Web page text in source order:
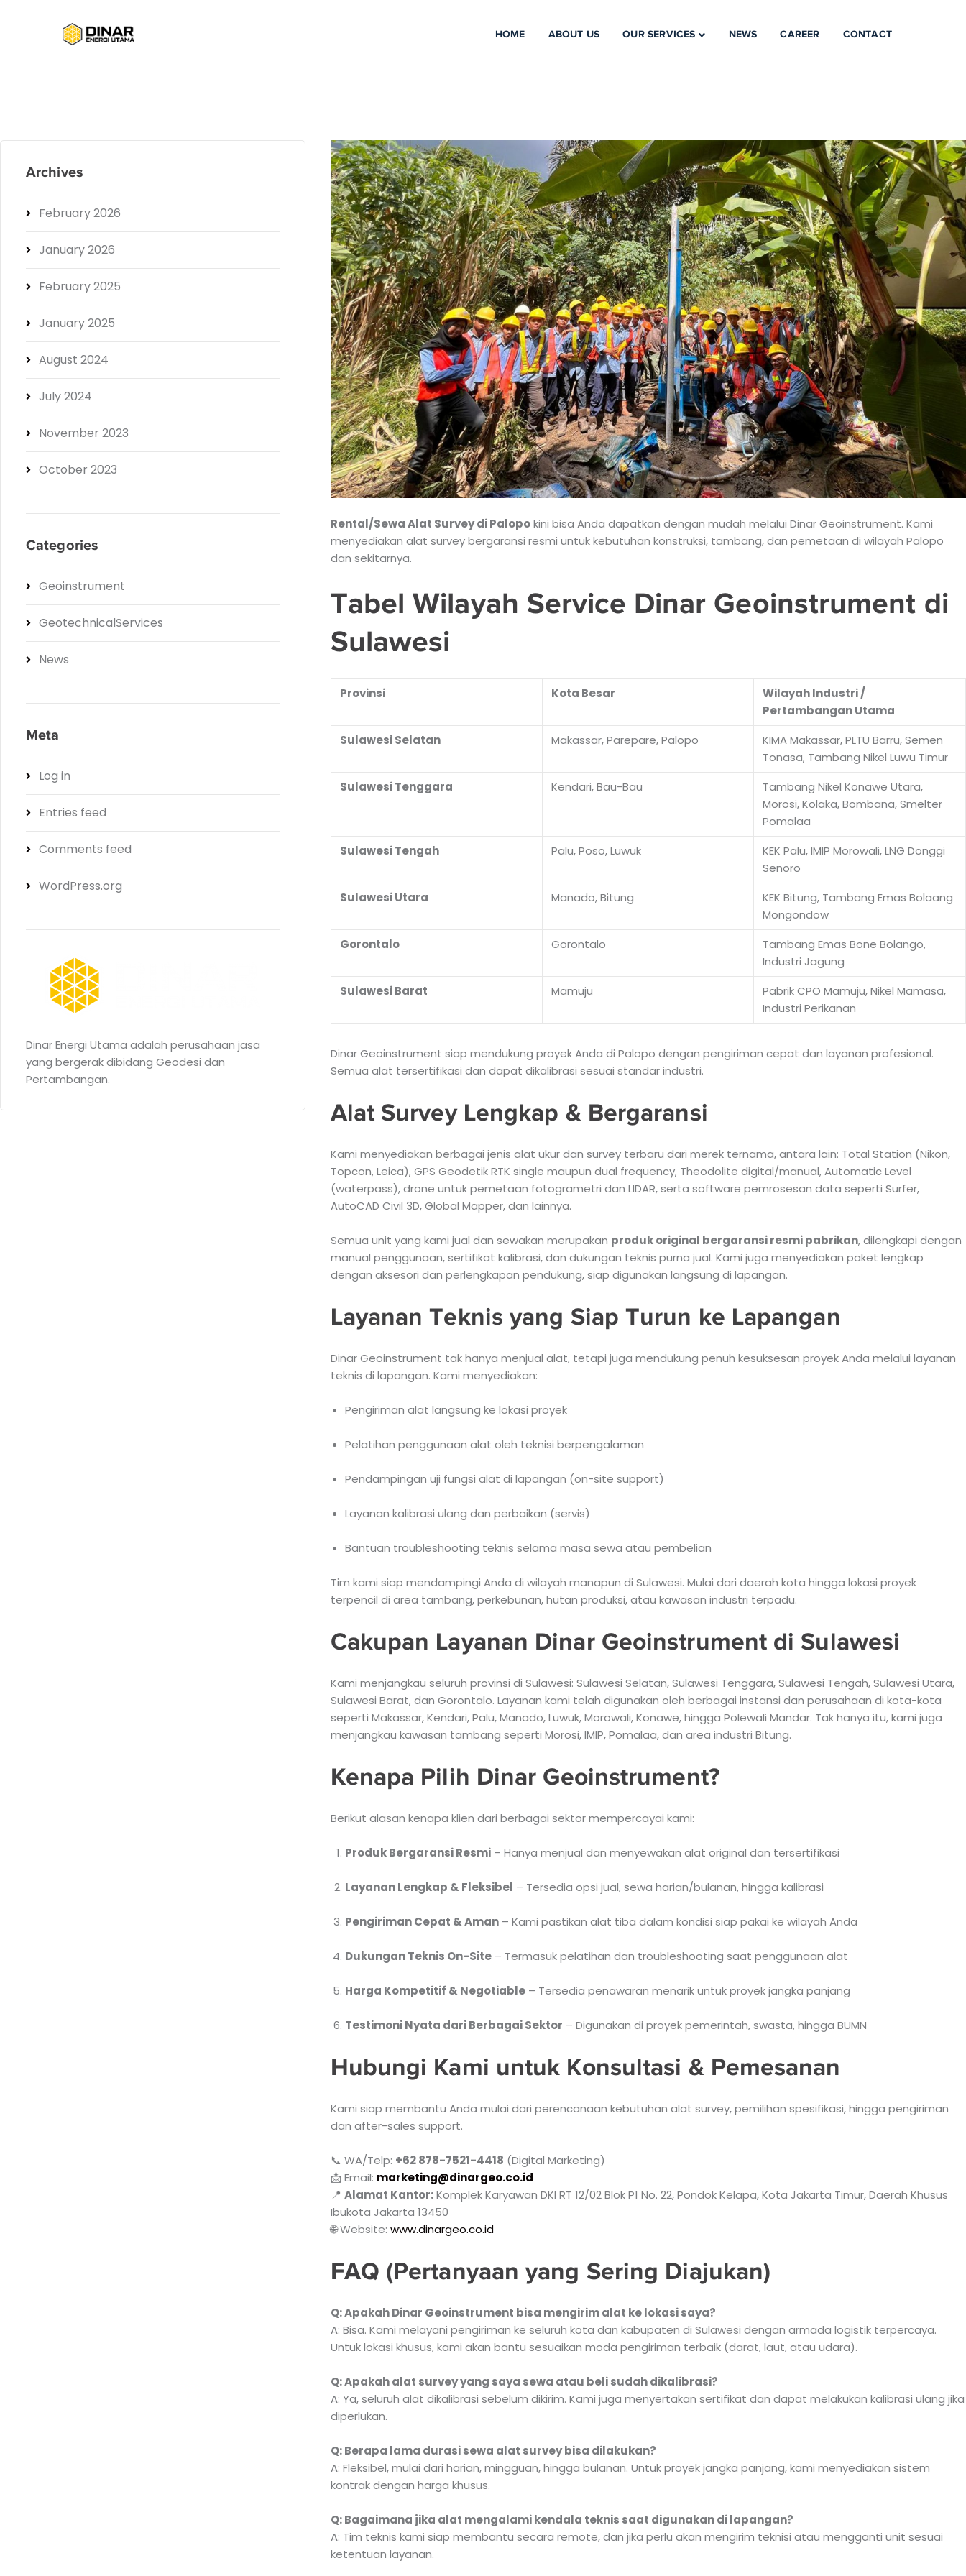
HOME ABOUT US OUR SERVICES NEWS CAREER CONTACT
Rental/Sewa Alat Survey di Palopokini bisa Anda dapatkan dengan mudah melalui Dinar Geoinstrument. Kami
menyediakan alat survey bergaransi resmi untuk kebutuhan konstruksi, tambang, dan pemetaan di wilayah Palopo
dan sekitarnya.
Tabel Wilayah Service Dinar Geoinstrument di
Sulawesi
Provinsi Kota Besar
Wilayah Industri /
Pertambangan Utama
Sulawesi Selatan
Makassar, Parepare, Palopo
KIMA Makassar, PLTU Barru, Semen
Tonasa, Tambang Nikel Luwu Timur
Sulawesi Tenggara
Kendari, Bau-Bau
Tambang Nikel Konawe Utara,
Morosi, Kolaka, Bombana, Smelter
Pomalaa
Sulawesi Tengah
Palu, Poso, Luwuk
KEK Palu, IMIP Morowali, LNG Donggi
Senoro
Sulawesi Utara
Manado, Bitung
KEK Bitung, Tambang Emas Bolaang
Mongondow
Gorontalo
Gorontalo
Tambang Emas Bone Bolango,
Industri Jagung
Sulawesi Barat
Mamuju
Pabrik CPO Mamuju, Nikel Mamasa,
Industri Perikanan
Dinar Geoinstrument siap mendukung proyek Anda di Palopo dengan pengiriman cepat dan layanan profesional.
Semua alat tersertifikasi dan dapat dikalibrasi sesuai standar industri.
Alat Survey Lengkap & Bergaransi
Kami menyediakan berbagai jenis alat ukur dan survey terbaru dari merek ternama, antara lain: Total Station (Nikon,
Topcon, Leica), GPS Geodetik RTK single maupun dual frequency, Theodolite digital/manual, Automatic Level
(waterpass), drone untuk pemetaan fotogrametri dan LIDAR, serta software pemrosesan data seperti Surfer,
AutoCAD Civil 3D, Global Mapper, dan lainnya.
Semua unit yang kami jual dan sewakan merupakan produk original bergaransi resmi pabrikan, dilengkapi dengan
manual penggunaan, sertifikat kalibrasi, dan dukungan teknis purna jual. Kami juga menyediakan paket lengkap
dengan aksesori dan perlengkapan pendukung, siap digunakan langsung di lapangan.
Layanan Teknis yang Siap Turun ke Lapangan
Dinar Geoinstrument tak hanya menjual alat, tetapi juga mendukung penuh kesuksesan proyek Anda melalui layanan
teknis di lapangan. Kami menyediakan:
Pengiriman alat langsung ke lokasi proyek
Pelatihan penggunaan alat oleh teknisi berpengalaman
Pendampingan uji fungsi alat di lapangan (on-site support)
Layanan kalibrasi ulang dan perbaikan (servis)
Bantuan troubleshooting teknis selama masa sewa atau pembelian
Tim kami siap mendampingi Anda di wilayah manapun di Sulawesi. Mulai dari daerah kota hingga lokasi proyek
terpencil di area tambang, perkebunan, hutan produksi, atau kawasan industri terpadu.
Cakupan Layanan Dinar Geoinstrument di Sulawesi
Kami menjangkau seluruh provinsi di Sulawesi: Sulawesi Selatan, Sulawesi Tenggara, Sulawesi Tengah, Sulawesi Utara,
Sulawesi Barat, dan Gorontalo. Layanan kami telah digunakan oleh berbagai instansi dan perusahaan di kota-kota
seperti Makassar, Kendari, Palu, Manado, Luwuk, Morowali, Konawe, hingga Polewali Mandar. Tak hanya itu, kami juga
menjangkau kawasan tambang seperti Morosi, IMIP, Pomalaa, dan area industri Bitung.
Kenapa Pilih Dinar Geoinstrument?
Berikut alasan kenapa klien dari berbagai sektor mempercayai kami:
Produk Bergaransi Resmi– Hanya menjual dan menyewakan alat original dan tersertifikasi
Layanan Lengkap & Fleksibel – Tersedia opsi jual, sewa harian/bulanan, hingga kalibrasi
Pengiriman Cepat & Aman– Kami pastikan alat tiba dalam kondisi siap pakai ke wilayah Anda
Dukungan Teknis On-Site– Termasuk pelatihan dan troubleshooting saat penggunaan alat
Harga Kompetitif & Negotiable– Tersedia penawaran menarik untuk proyek jangka panjang
Testimoni Nyata dari Berbagai Sektor – Digunakan di proyek pemerintah, swasta, hingga BUMN
Hubungi Kami untuk Konsultasi & Pemesanan
Kami siap membantu Anda mulai dari perencanaan kebutuhan alat survey, pemilihan spesifikasi, hingga pengiriman
dan after-sales support.
📞 WA/Telp: +62 878-7521-4418 (Digital Marketing)
📩 Email: marketing@dinargeo.co.id
📍 Alamat Kantor:Komplek Karyawan DKI RT 12/02 Blok P1 No. 22, Pondok Kelapa, Kota Jakarta Timur, Daerah Khusus
Ibukota Jakarta 13450
🌐 Website: www.dinargeo.co.id
FAQ (Pertanyaan yang Sering Diajukan)
Q: Apakah Dinar Geoinstrument bisa mengirim alat ke lokasi saya?
A: Bisa. Kami melayani pengiriman ke seluruh kota dan kabupaten di Sulawesi dengan armada logistik terpercaya.
Untuk lokasi khusus, kami akan bantu sesuaikan moda pengiriman terbaik (darat, laut, atau udara).
Q: Apakah alat survey yang saya sewa atau beli sudah dikalibrasi?
A: Ya, seluruh alat dikalibrasi sebelum dikirim. Kami juga menyertakan sertifikat dan dapat melakukan kalibrasi ulang jika
diperlukan.
Q: Berapa lama durasi sewa alat survey bisa dilakukan?
A: Fleksibel, mulai dari harian, mingguan, hingga bulanan. Untuk proyek jangka panjang, kami menyediakan sistem
kontrak dengan harga khusus.
Q: Bagaimana jika alat mengalami kendala teknis saat digunakan di lapangan?
A: Tim teknis kami siap membantu secara remote, dan jika perlu akan mengirim teknisi atau mengganti unit sesuai
ketentuan layanan.
Archives
February 2026
January 2026
February 2025
January 2025
August 2024
July 2024
November 2023
October 2023
Categories
Geoinstrument
GeotechnicalServices
News
Meta
Log in
Entries feed
Comments feed
WordPress.org
Dinar Energi Utama adalah perusahaan jasa
yang bergerak dibidang Geodesi dan
Pertambangan.